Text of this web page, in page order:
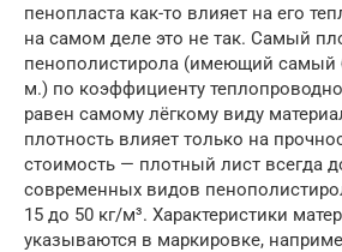
пенопласта как-то влияет на его
на самом деле это не так. Самый
пенополистирола (имеющий самый
м.) по коэффициенту
равен самому лёгкому виду
плотность влияет только на
стоимость — плотный лист всегда
современных видов
15 до 50 кг/м³. Характеристики
указываются в маркировке,